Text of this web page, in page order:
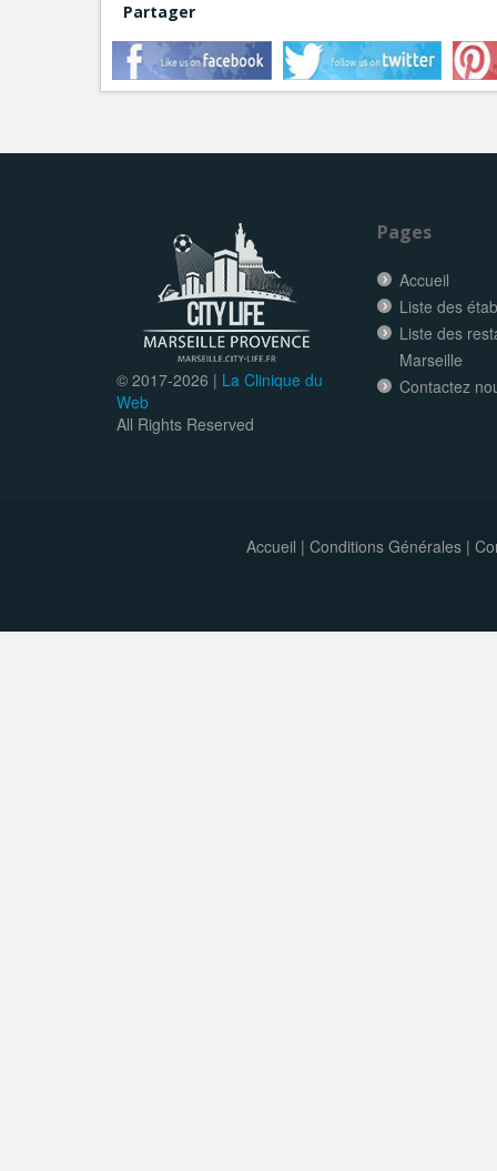
Partager
© 2017-2026 | La Clinique du
Web
All Rights Reserved
Pages
Accueil
Liste des
Liste des
Marseille
Contactez
Accueil | Conditions Générales|